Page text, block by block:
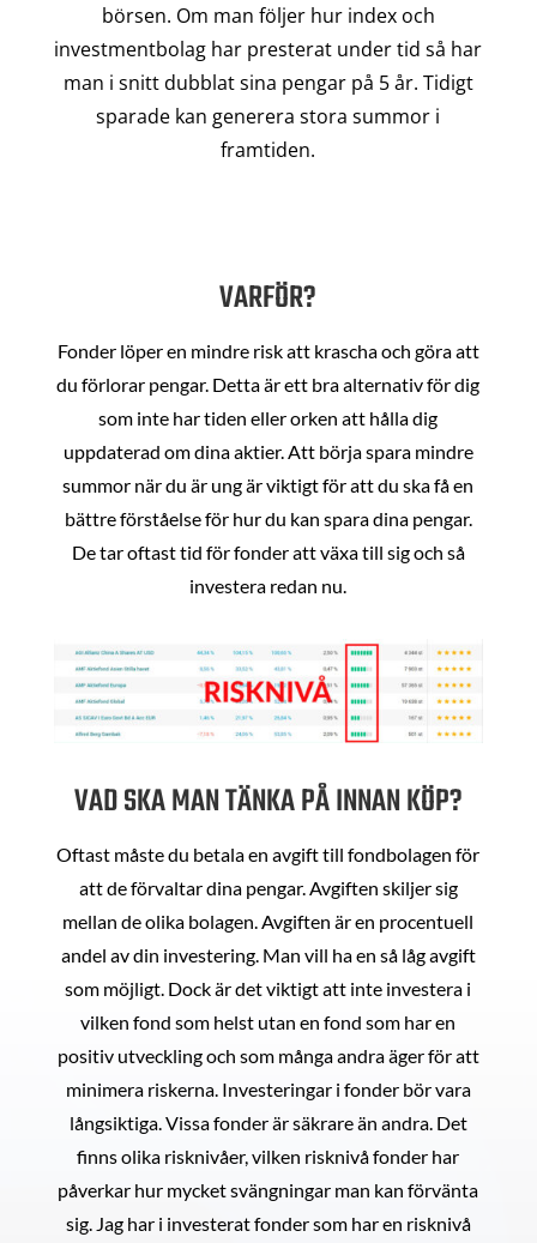
börsen. Om man följer hur index och
investmentbolag har presterat under tid så har
man i snitt dubblat sina pengar på 5 år. Tidigt
sparade kan generera stora summor i
framtiden.
VARFÖR?
Fonder löper en mindre risk att krascha och göra att
du förlorar pengar. Detta är ett bra alternativ för dig
som inte har tiden eller orken att hålla dig
uppdaterad om dina aktier. Att börja spara mindre
summor när du är ung är viktigt för att du ska få en
bättre förståelse för hur du kan spara dina pengar.
De tar oftast tid för fonder att växa till sig och så
investera redan nu.
VAD SKA MAN TÄNKA PÅ INNAN KÖP?
Oftast måste du betala en avgift till fondbolagen för
att de förvaltar dina pengar. Avgiften skiljer sig
mellan de olika bolagen. Avgiften är en procentuell
andel av din investering. Man vill ha en så låg avgift
som möjligt. Dock är det viktigt att inte investera i
vilken fond som helst utan en fond som har en
positiv utveckling och som många andra äger för att
minimera riskerna. Investeringar i fonder bör vara
långsiktiga. Vissa fonder är säkrare än andra. Det
finns olika risknivåer, vilken risknivå fonder har
påverkar hur mycket svängningar man kan förvänta
sig. Jag har i investerat fonder som har en risknivå